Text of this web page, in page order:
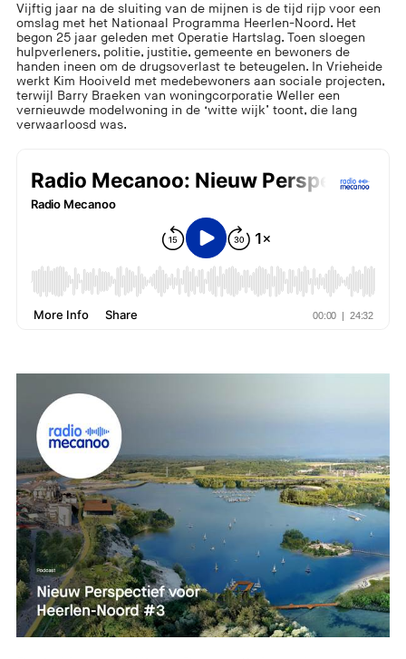
Vijftig jaar na de sluiting van de mijnen is de tijd rijp voor een
omslag met het Nationaal Programma Heerlen-Noord. Het
begon 25 jaar geleden met Operatie Hartslag. Toen sloegen
hulpverleners, politie, justitie, gemeente en bewoners de
handen ineen om de drugsoverlast te beteugelen. In Vrieheide
werkt Kim Hooiveld met medebewoners aan sociale projecten,
terwijl Barry Braeken van woningcorporatie Weller een
vernieuwde modelwoning in de ‘witte wijk’ toont, die lang
verwaarloosd was.